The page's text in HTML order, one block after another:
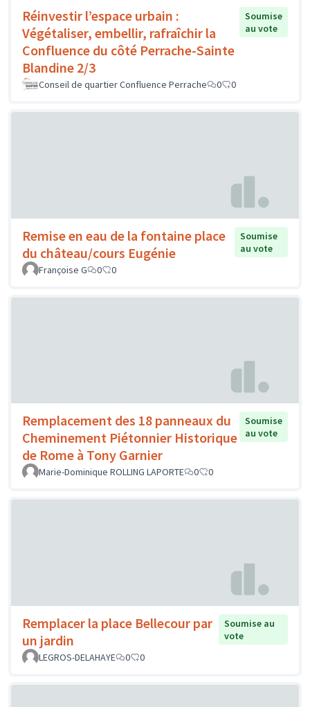
Réinvestir l’espace urbain :
Végétaliser, embellir, rafraîchir la
Confluence du côté Perrache-Sainte
Blandine 2/3
Soumise
au vote
Conseil de quartier Confluence Perrache 0 0
Remise en eau de la fontaine place
du château/cours Eugénie
Soumise
au vote
Françoise G
0 0
Remplacement des 18 panneaux du
Cheminement Piétonnier Historique
de Rome à Tony Garnier
Soumise
au vote
Marie-Dominique ROLLING LAPORTE 0 0
Remplacer la place Bellecour par
un jardin
Soumise au
vote
LEGROS-DELAHAYE
0 0